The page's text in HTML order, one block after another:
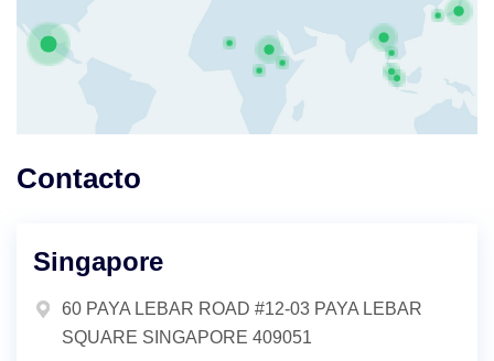
Contacto
Singapore
60 PAYA LEBAR ROAD #12-03 PAYA LEBAR
SQUARE SINGAPORE 409051